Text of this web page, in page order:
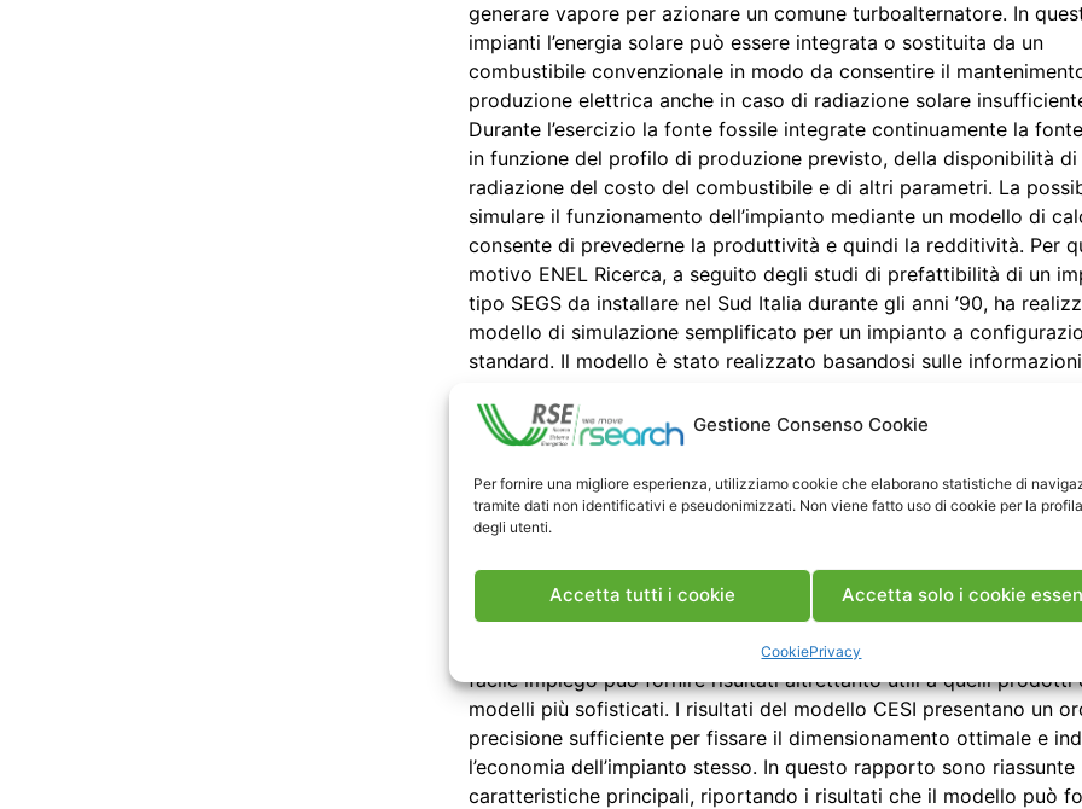
Gestione Consenso Cookie
Per fornire una migliore esperienza, utilizziamo cookie che elaborano statistiche di
tramite dati non identificativi e pseudonimizzati. Non viene fatto uso di cookie per la
degli utenti.
Accetta tutti i cookie Accetta solo i cookie
CookiePrivacy
generare vapore per azionare un comune turboalternatore. In
impianti l’energia solare può essere integrata o sostituita da un
combustibile convenzionale in modo da consentire il
produzione elettrica anche in caso di radiazione solare
Durante l’esercizio la fonte fossile integrate continuamente la
in funzione del profilo di produzione previsto, della disponibilità di
radiazione del costo del combustibile e di altri parametri. La
simulare il funzionamento dell’impianto mediante un modello di
consente di prevederne la produttività e quindi la redditività. Per
motivo ENEL Ricerca, a seguito degli studi di prefattibilità di un
tipo SEGS da installare nel Sud Italia durante gli anni ’90, ha
modello di simulazione semplificato per un impianto a
standard. Il modello è stato realizzato basandosi sulle informazioni
intrinseci dei componenti principali, combinando le conoscenze di
impiantistica ed esercizio degli impianti termoeletrici convenzionali.
simulazione delle prestazioni di impianti SEGS è un passo
studio della fattibilità di questi sistemi e, durante gli anni ’90, varie
organizzazioni pubbliche e private hanno realizzato modelli di
basati sull’esperienza più o meno diretta degli impianti. Tali
sono di regola disponibili e il loro utilizzo prevede una consulenza
delle organizzazioni che li hanno realizzati. L’esperienza di ENEL
oggi CESI, indica che nella fase di fattibilità, un modello
facile impiego può fornire risultati altrettanto utili a quelli prodotti
modelli più sofisticati. I risultati del modello CESI presentano un
precisione sufficiente per fissare il dimensionamento ottimale e
l’economia dell’impianto stesso. In questo rapporto sono riassunte
caratteristiche principali, riportando i risultati che il modello può